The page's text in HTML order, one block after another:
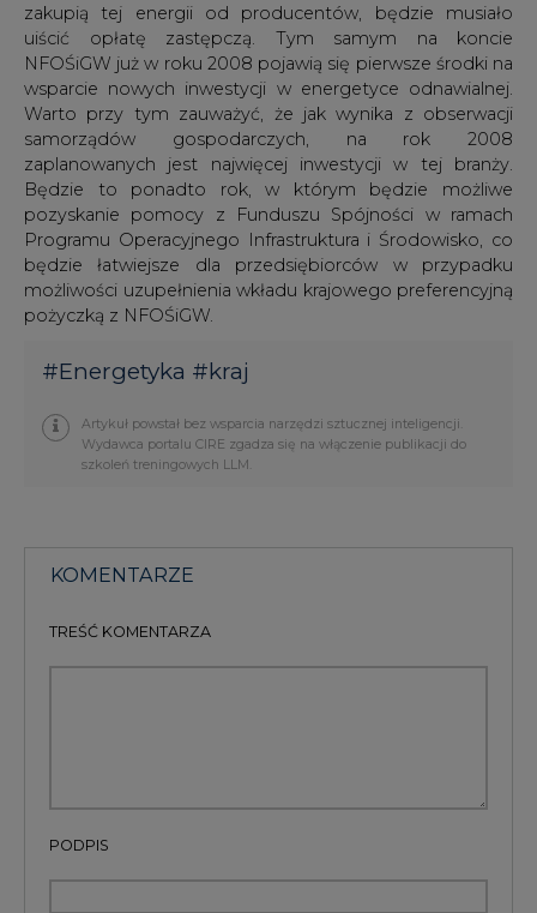
zakupią tej energii od producentów, będzie musiało
uiścić opłatę zastępczą. Tym samym na koncie
NFOŚiGW już w roku 2008 pojawią się pierwsze środki na
wsparcie nowych inwestycji w energetyce odnawialnej.
Warto przy tym zauważyć, że jak wynika z obserwacji
samorządów gospodarczych, na rok 2008
zaplanowanych jest najwięcej inwestycji w tej branży.
Będzie to ponadto rok, w którym będzie możliwe
pozyskanie pomocy z Funduszu Spójności w ramach
Programu Operacyjnego Infrastruktura i Środowisko, co
będzie łatwiejsze dla przedsiębiorców w przypadku
możliwości uzupełnienia wkładu krajowego preferencyjną
pożyczką z NFOŚiGW.
#Energetyka #kraj
Artykuł powstał bez wsparcia narzędzi sztucznej inteligencji.
Wydawca portalu CIRE zgadza się na włączenie publikacji do
szkoleń treningowych LLM.
KOMENTARZE
TREŚĆ KOMENTARZA
PODPIS